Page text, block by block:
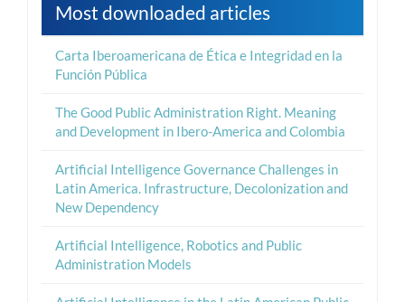
Most downloaded articles
Carta Iberoamericana de Ética e Integridad en la
Función Pública
The Good Public Administration Right. Meaning
and Development in Ibero-America and Colombia
Artificial Intelligence Governance Challenges in
Latin America. Infrastructure, Decolonization and
New Dependency
Artificial Intelligence, Robotics and Public
Administration Models